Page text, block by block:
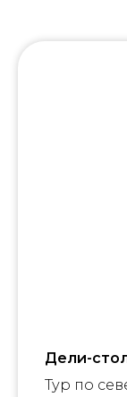
Дели-
Тур по